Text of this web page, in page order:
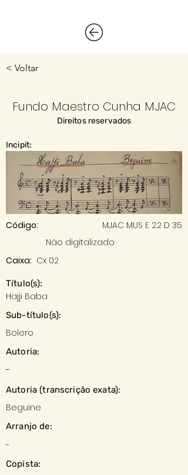
< Voltar
Fundo Maestro Cunha MJAC
Direitos reservados
Incipit:
Código:
MJAC MUS E 2.2 D 35
Não digitalizado
Caixa: Cx 02
Título(s):
Hajji Baba
Sub-título(s):
Bolero
Autoria:
-
Autoria (transcrição exata):
Beguine
Arranjo de:
-
Copista: